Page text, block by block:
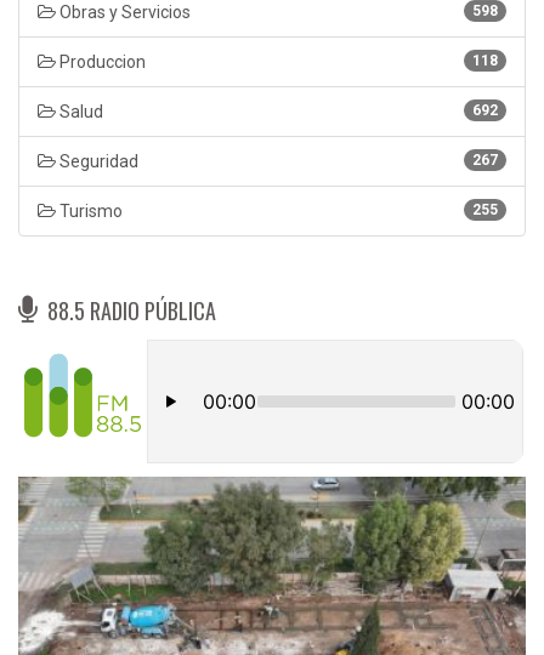
598
Obras y Servicios
118
Produccion
692
Salud
267
Seguridad
255
Turismo
88.5 RADIO PÚBLICA